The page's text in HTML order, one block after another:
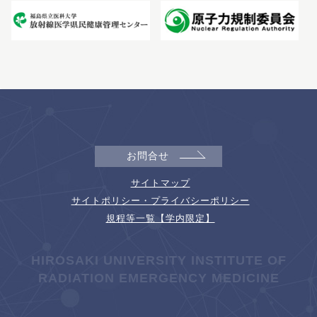
お問合せ
サイトマップ
サイトポリシー・プライバシーポリシー
規程等一覧【学内限定】
HIROSAKI UNIVERSITY INSTITUTE OF
RADIATION EMERGENCY MEDICINE